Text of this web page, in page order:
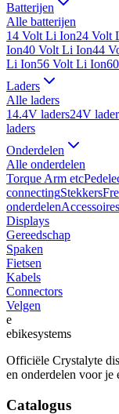
Batterijen
Alle batterijen
14 Volt Li Ion24 Volt
Ion40 Volt Li Ion44
Li Ion56 Volt Li Ion
Laders
Alle laders
14.4V laders24V
laders
Onderdelen
Alle onderdelen
Torque Arm etc
connectingStekkers
onderdelen
Displays
Gereedschap
Spaken
Fietsen
Kabels
Connectors
Velgen
e
ebikesystems
Officiële Crystalyte
en onderdelen voor je
Catalogus